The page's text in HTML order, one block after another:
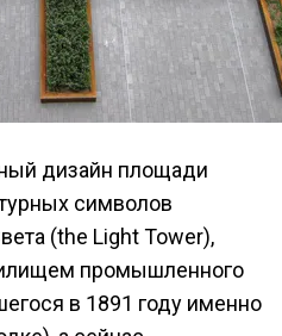
дизайн площади
символов
(the Light Tower),
промышленного
в 1891 году именно